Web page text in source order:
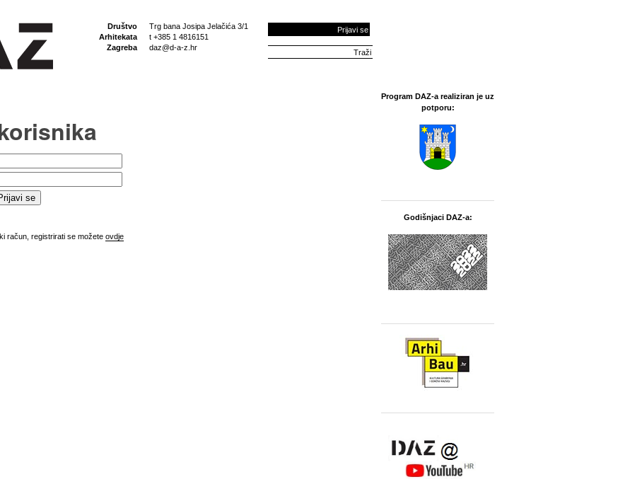
Društvo
Arhitekata
Zagreba
Trg bana Josipa Jelačića 3/1
t +385 1 4816151
daz@d-a-z.hr
Prijavi se
račun, registrirati se možete ovdje
Program DAZ-a realiziran je uz
potporu:
Godišnjaci DAZ-a: